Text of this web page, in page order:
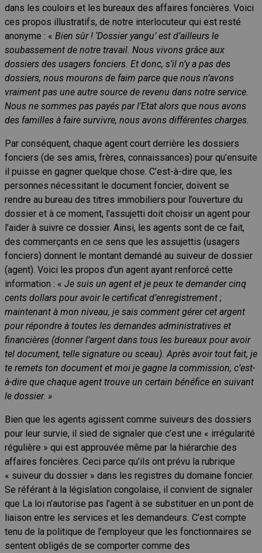
dans les couloirs et les bureaux des affaires foncières. Voici
ces propos illustratifs, de notre interlocuteur qui est resté
anonyme : « Bien sûr ! ‘Dossier yangu’ est d’ailleurs le
soubassement de notre travail. Nous vivons grâce aux
dossiers des usagers fonciers. Et donc, s’il n’y a pas des
dossiers, nous mourons de faim parce que nous n’avons
vraiment pas une autre source de revenu dans notre service.
Nous ne sommes pas payés par l’Etat alors que nous avons
des familles à faire survivre, nous avons différentes charges.
Par conséquent, chaque agent court derrière les dossiers
fonciers (de ses amis, frères, connaissances) pour qu’ensuite
il puisse en gagner quelque chose. C’est-à-dire que, les
personnes nécessitant le document foncier, doivent se
rendre au bureau des titres immobiliers pour l’ouverture du
dossier et à ce moment, l’assujetti doit choisir un agent pour
l’aider à suivre ce dossier. Ainsi, les agents sont de ce fait,
des commerçants en ce sens que les assujettis (usagers
fonciers) donnent le montant demandé au suiveur de dossier
(agent). Voici les propos d’un agent ayant renforcé cette
information : « Je suis un agent et je peux te demander cinq
cents dollars pour avoir le certificat d’enregistrement ;
maintenant à mon niveau, je sais comment gérer cet argent
pour répondre à toutes les demandes administratives et
financières (donner l’argent dans tous les bureaux pour avoir
tel document, telle signature ou sceau). Après avoir tout fait, je
te remets ton document et moi je gagne la commission, c’est-
à-dire que chaque agent trouve un certain bénéfice en suivant
le dossier. »
Bien que les agents agissent comme suiveurs des dossiers
pour leur survie, il sied de signaler que c’est une « irrégularité
régulière » qui est approuvée même par la hiérarchie des
affaires foncières. Ceci parce qu’ils ont prévu la rubrique
« suiveur du dossier » dans les registres du domaine foncier.
Se référant à la législation congolaise, il convient de signaler
que La loi n’autorise pas l’agent à se substituer en un pont de
liaison entre les services et les demandeurs. C’est compte
tenu de la politique de l’employeur que les fonctionnaires se
sentent obligés de se comporter comme des